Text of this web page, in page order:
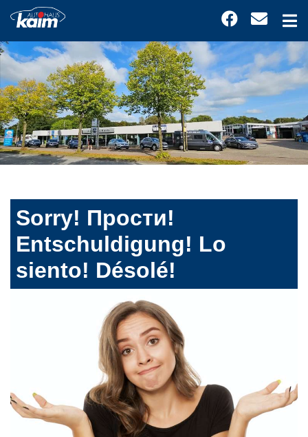
Sorry! Прости!
Entschuldigung! Lo
siento! Désolé!